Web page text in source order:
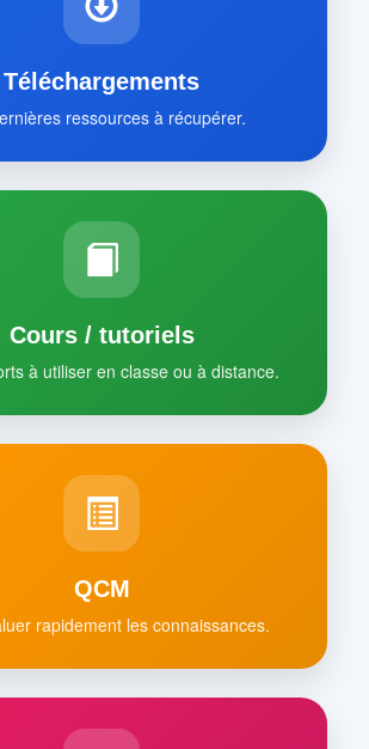
Téléchargements
ressources à récupérer.
Cours / tutoriels
à utiliser en classe ou à distance.
QCM
rapidement les connaissances.